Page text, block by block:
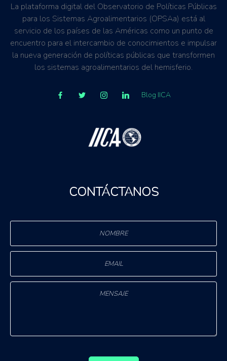
La plataforma digital del Observatorio de Políticas Públicas
para los Sistemas Agroalimentarios (OPSAa) está al
servicio de los países de las Américas como un punto de
encuentro para el intercambio de conocimientos e impulsar
la nueva generación de políticas públicas que transformen
los sistemas agroalimentarios del hemisferio.
Blog IICA
CONTÁCTANOS